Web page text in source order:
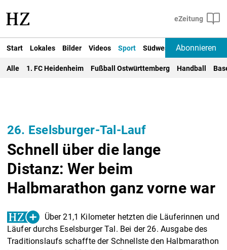
Start Lokales Bilder Videos Sport Südwest Deutschland
Abonnieren
Alle 1. FC Heidenheim Fußball Ostwürttemberg Handball
26. Eselsburger-Tal-Lauf
Schnell über die lange
Distanz: Wer beim
Halbmarathon ganz vorne war
Über 21,1 Kilometer hetzten die Läuferinnen und
Läufer durchs Eselsburger Tal. Bei der 26. Ausgabe des
Traditionslaufs schaffte der Schnellste den Halbmarathon